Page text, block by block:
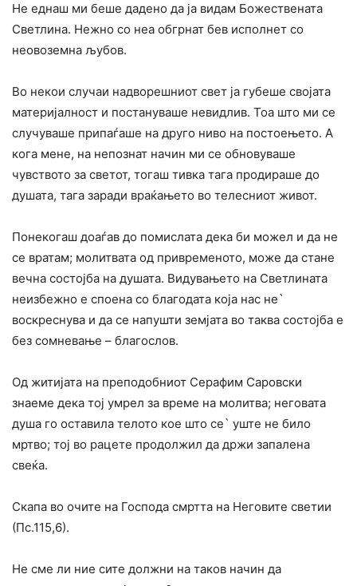
Не еднаш ми беше дадено да ја видам Божествената
Светлина. Нежно со неа обгрнат бев исполнет со
неовоземна љубов.
Во некои случаи надворешниот свет ја губеше својата
материјалност и постануваше невидлив. Тоа што ми се
случуваше припаѓаше на друго ниво на постоењето. А
кога мене, на непознат начин ми се обновуваше
чувството за светот, тогаш тивка тага продираше до
душата, тага заради враќањето во телесниот живот.
Понекогаш доаѓав до помислата дека би можел и да не
се вратам; молитвата од привременото, може да стане
вечна состојба на душата. Видувањето на Светлината
неизбежно е споена со благодата која нас не`
воскреснува и да се напушти земјата во таква состојба е
без сомневање – благослов.
Од житијата на преподобниот Серафим Саровски
знаеме дека тој умрел за време на молитва; неговата
душа го оставила телото кое што се` уште не било
мртво; тој во рацете продолжил да држи запалена
свеќа.
Скапа во очите на Господа смртта на Неговите светии
(Пс.115,6).
Не сме ли ние сите должни на таков начин да